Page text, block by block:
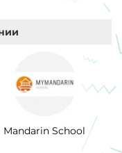
Mandarin School